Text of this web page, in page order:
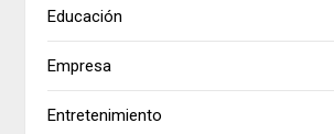
Educación
Empresa
Entretenimiento